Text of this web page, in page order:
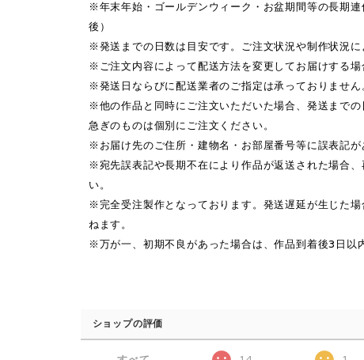
※年末年始・ゴールデンウィーク・お盆期間等の長期
後）
※発送までの日数は目安です。ご注文状況や制作状況に
※ご注文内容によって配送方法を変更してお届けする場
※発送日ならびに配送業者のご指定は承っておりません
※他の作品と同時にご注文いただいた場合、発送まで
急ぎのものは個別にご注文ください。
※お届け先のご住所・建物名・お部屋番号等に誤表記
※宛先誤表記や長期不在により作品が返送された場合
い。
※完全受注製作となっております。発送遅延が生じた
ねます。
※万が一、初期不良があった場合は、作品到着後3日以
ショップの評価